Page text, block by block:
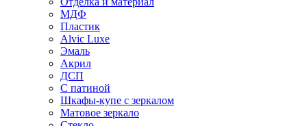
МДФ
Пластик
Alvic Luxe
Эмаль
Акрил
ДСП
С патиной
Шкафы-купе с зеркалом
Матовое зеркало